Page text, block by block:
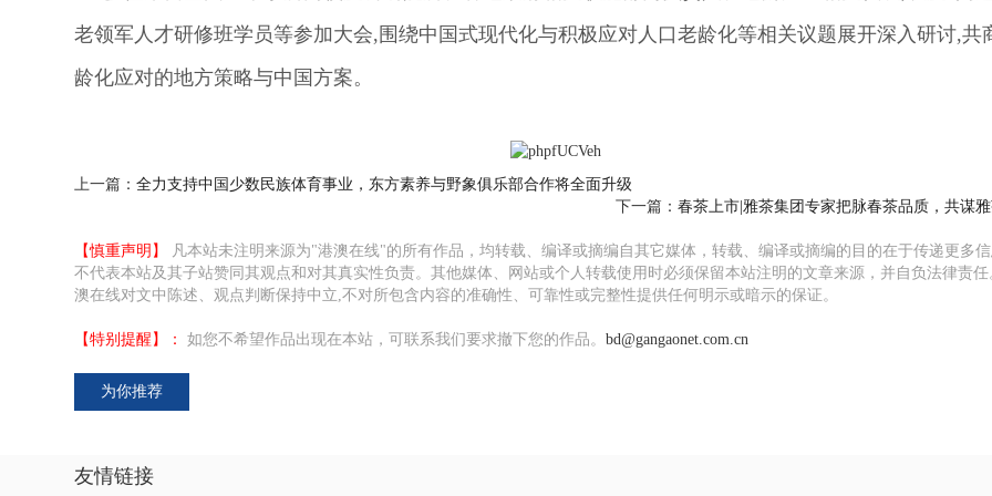
老领军人才研修班学员等参加大会,围绕中国式现代化与积极应对人口老龄化等相关议题展开深入研讨,共
龄化应对的地方策略与中国方案。
上一篇： 全力支持中国少数民族体育事业，东方素养与野象俱乐部合作将全面升级
下一篇： 春茶上市|雅茶集团专家把脉春茶品质，共谋
【慎重声明】
凡本站未注明来源为"港澳在线"的所有作品，均转载、编译或摘编自其它媒体，转载、编译或摘编的目的在于传递更多
不代表本站及其子站赞同其观点和对其真实性负责。其他媒体、网站或个人转载使用时必须保留本站注明的文章来源，并自负法律责任
澳在线对文中陈述、观点判断保持中立,不对所包含内容的准确性、可靠性或完整性提供任何明示或暗示的保证。
【特别提醒】： 如您不希望作品出现在本站，可联系我们要求撤下您的作品。 bd@gangaonet.com.cn
为你推荐
友情链接